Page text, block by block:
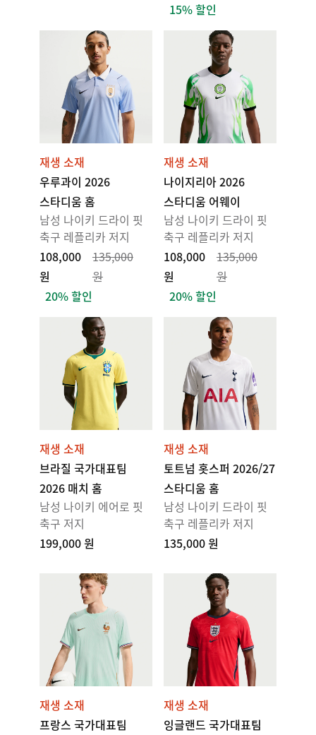
15% 할인
재생 소재
우루과이 2026
스타디움 홈
남성 나이키 드라이 핏
축구 레플리카 저지
108,000
원
135,000
원
20% 할인
재생 소재
나이지리아 2026
스타디움 어웨이
남성 나이키 드라이 핏
축구 레플리카 저지
108,000
원
135,000
원
20% 할인
재생 소재
브라질 국가대표팀
2026 매치 홈
남성 나이키 에어로 핏
축구 저지
199,000 원
재생 소재
토트넘 홋스퍼 2026/27
스타디움 홈
남성 나이키 드라이 핏
축구 레플리카 저지
135,000 원
재생 소재
프랑스 국가대표팀
재생 소재
잉글랜드 국가대표팀